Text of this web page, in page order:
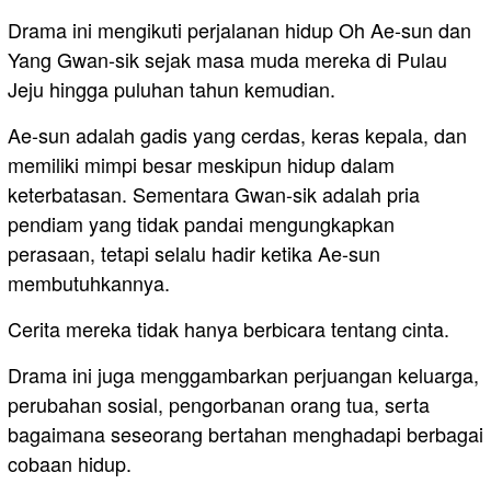
Drama ini mengikuti perjalanan hidup Oh Ae-sun dan
Yang Gwan-sik sejak masa muda mereka di Pulau
Jeju hingga puluhan tahun kemudian.
Ae-sun adalah gadis yang cerdas, keras kepala, dan
memiliki mimpi besar meskipun hidup dalam
keterbatasan. Sementara Gwan-sik adalah pria
pendiam yang tidak pandai mengungkapkan
perasaan, tetapi selalu hadir ketika Ae-sun
membutuhkannya.
Cerita mereka tidak hanya berbicara tentang cinta.
Drama ini juga menggambarkan perjuangan keluarga,
perubahan sosial, pengorbanan orang tua, serta
bagaimana seseorang bertahan menghadapi berbagai
cobaan hidup.